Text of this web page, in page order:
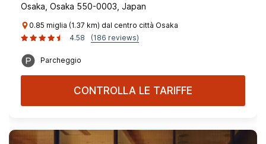
Osaka, Osaka 550-0003, Japan
0.85 miglia (1.37 km) dal centro città Osaka
4.58
(186 reviews)
Parcheggio
CONTROLLA LE TARIFFE